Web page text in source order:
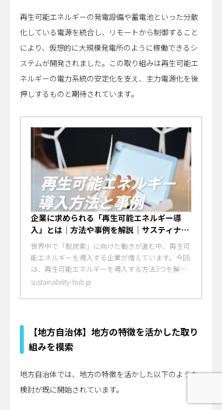
再生可能エネルギーの発電設備や蓄電池といった分散
化している電源を統合し、リモートから制御すること
により、仮想的に大規模発電所のように稼働できるシ
ステムが開発されました。この取り組みは再生可能エ
ネルギーの電力系統の安定化を支え、主力電源化を後
押しするものと期待されています。
企業に求められる「再生可能エネルギー導
入」とは｜方法や事例を解説｜サスティナビ
リティハブ
世界中で「脱炭素」に向けた動きが進む中、再生可
能エネルギーを導入する企業が増えています。今回
は、再生可能エネルギーを導入する方法3つを解
説。再生可能エネルギーへの切り替えを進めている
sustainability-hub.jp
【地方自治体】地方の特徴を活かした取り
組みを模索
地方自治体では、地方の特徴を活かした以下のような
検討が既に開始されています。